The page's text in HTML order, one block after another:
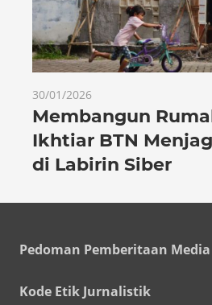
30/01/2026
Membangun
Ikhtiar BTN
di Labirin Siber
Pedoman Pemberitaan
Kode Etik Jurnalistik